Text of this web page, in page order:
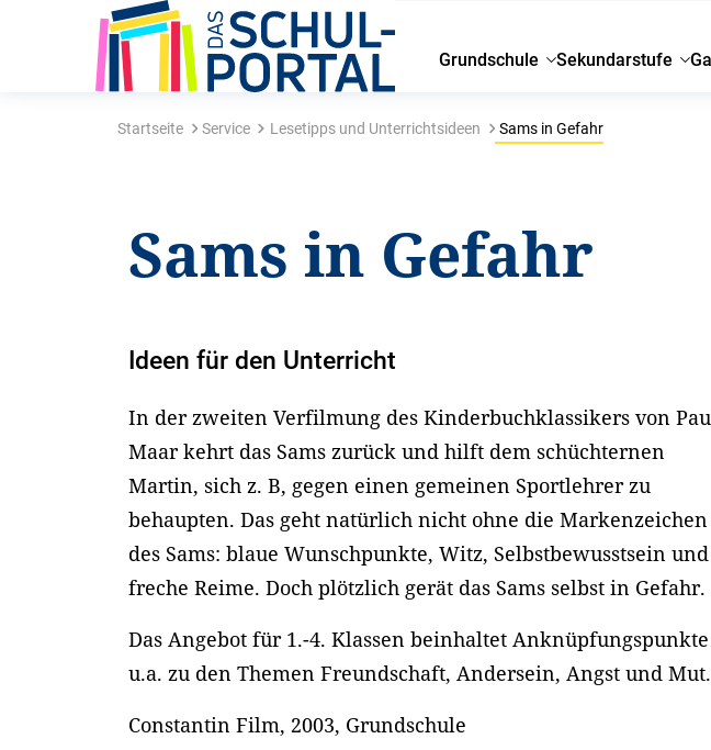
Grundschule Sekundarstufe
Startseite Service Lesetipps und Unterrichtsideen Sams in Gefahr
Sams in Gefahr
Ideen für den Unterricht
In der zweiten Verfilmung des Kinderbuchklassikers von
Maar kehrt das Sams zurück und hilft dem schüchternen
Martin, sich z. B, gegen einen gemeinen Sportlehrer zu
behaupten. Das geht natürlich nicht ohne die Markenzeichen
des Sams: blaue Wunschpunkte, Witz, Selbstbewusstsein und
freche Reime. Doch plötzlich gerät das Sams selbst in Gefahr.
Das Angebot für 1.-4. Klassen beinhaltet Anknüpfungspunkte
u.a. zu den Themen Freundschaft, Andersein, Angst und Mut.
Constantin Film, 2003, Grundschule